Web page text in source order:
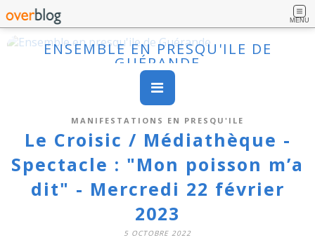
MENU
ENSEMBLE EN PRESQU'ILE DE
GUÉRANDE
MANIFESTATIONS EN PRESQU'ILE
Le Croisic / Médiathèque -
Spectacle : "Mon poisson m’a
dit" - Mercredi 22 février
2023
5 OCTOBRE 2022